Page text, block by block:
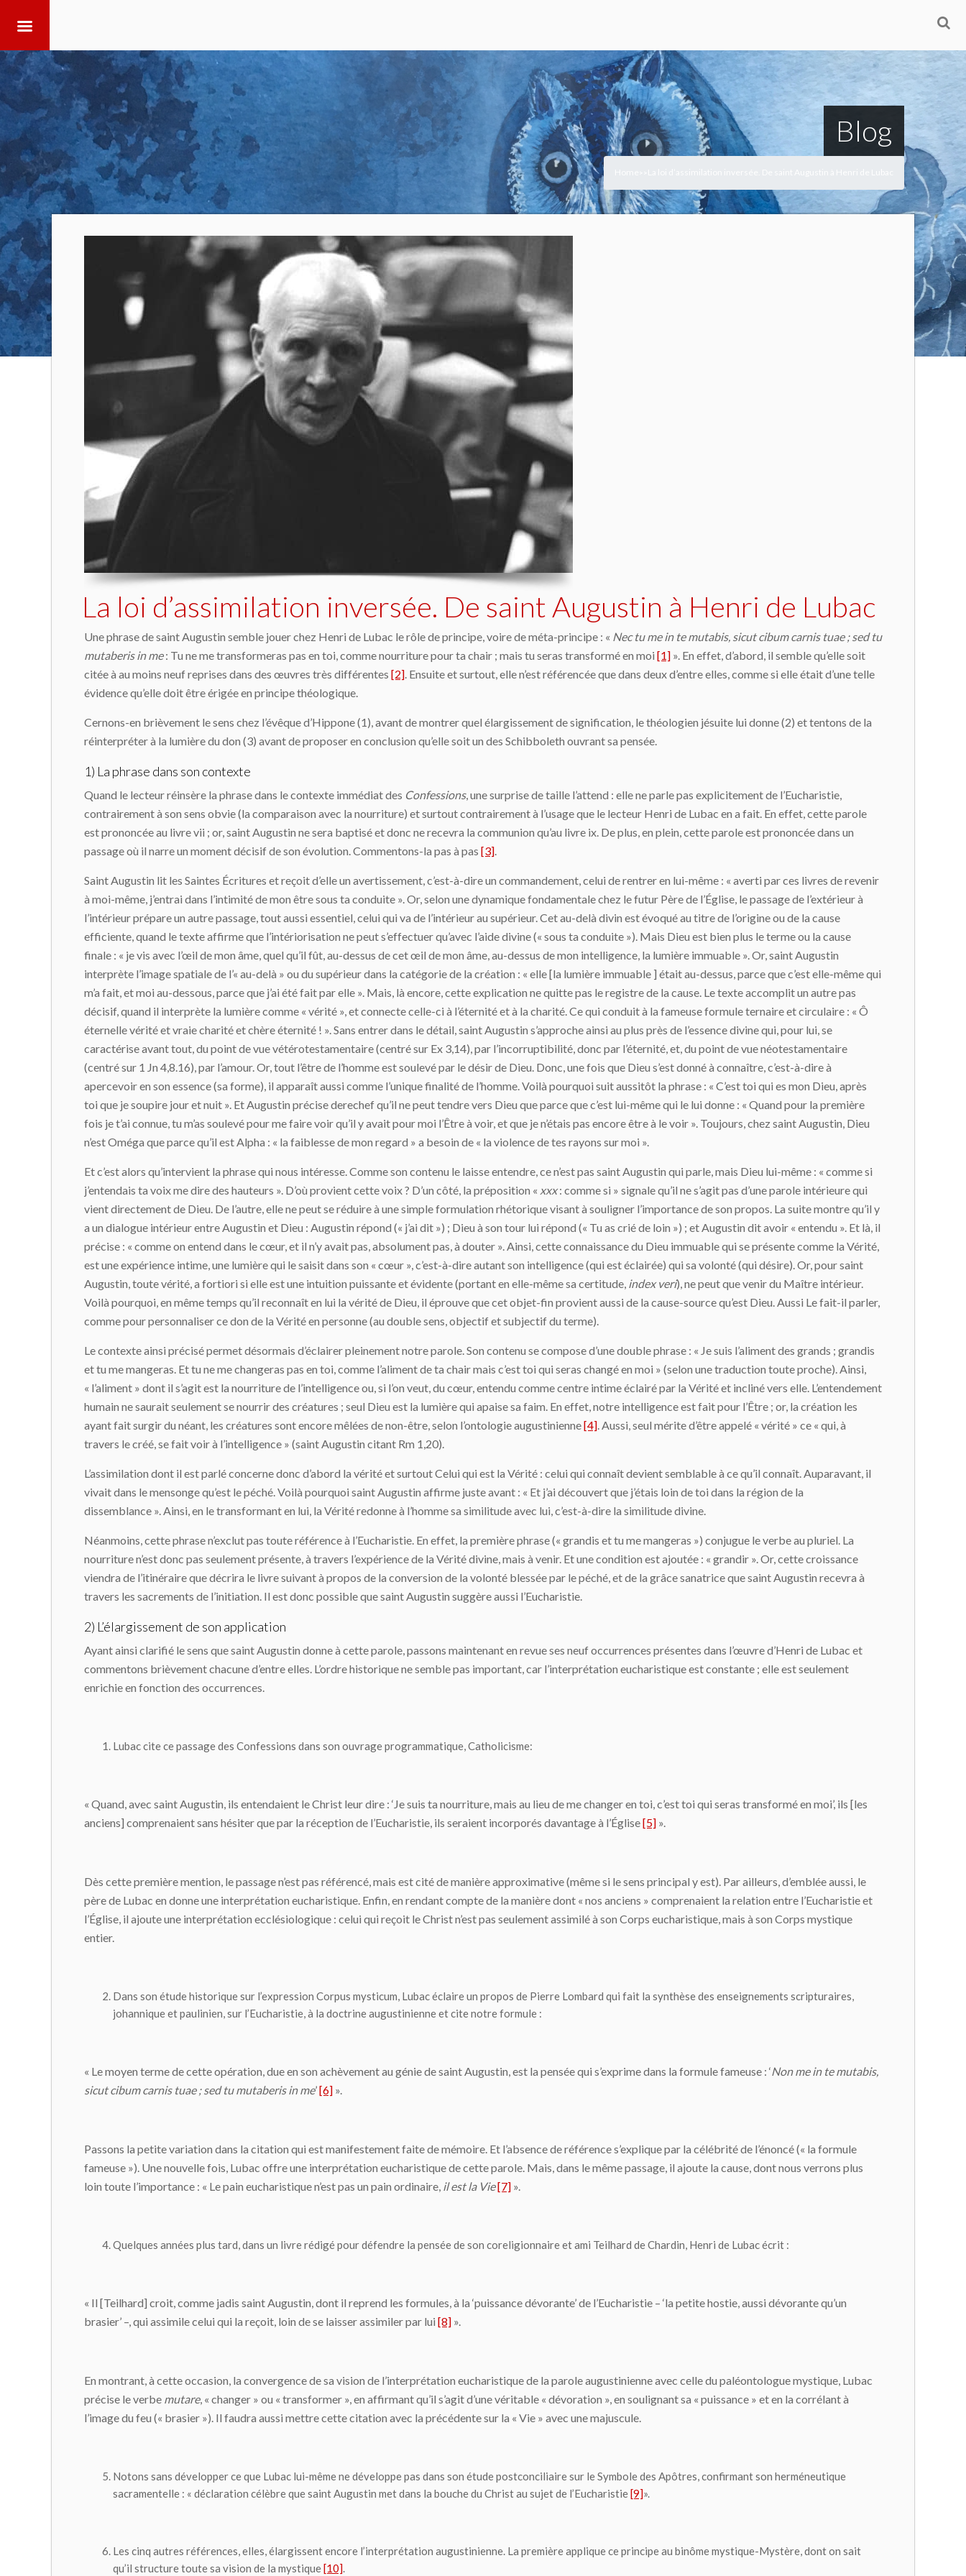
Blog
La loi d’assimilation inversée. De saint Augustin à Henri de Lubac
Une phrase de saint Augustin semble jouer chez Henri de Lubac le rôle de principe, voire de méta-principe : « Nec tu me in te mutabis, sicut cibum carnis tuae ; sed tu
mutaberis in me: Tu ne me transformeras pas en toi, comme nourriture pour ta chair ; mais tu seras transformé en moi [1] ». En effet, d’abord, il semble qu’elle soit
citée à au moins neuf reprises dans des œuvres très différentes [2]. Ensuite et surtout, elle n’est référencée que dans deux d’entre elles, comme si elle était d’une telle
évidence qu’elle doit être érigée en principe théologique.
Cernons-en brièvement le sens chez l’évêque d’Hippone (1), avant de montrer quel élargissement de signification, le théologien jésuite lui donne (2) et tentons de la
réinterpréter à la lumière du don (3) avant de proposer en conclusion qu’elle soit un des Schibboleth ouvrant sa pensée.
1) La phrase dans son contexte
Quand le lecteur réinsère la phrase dans le contexte immédiat des Confessions, une surprise de taille l’attend : elle ne parle pas explicitement de l’Eucharistie,
contrairement à son sens obvie (la comparaison avec la nourriture) et surtout contrairement à l’usage que le lecteur Henri de Lubac en a fait. En effet, cette parole
est prononcée au livre vii ; or, saint Augustin ne sera baptisé et donc ne recevra la communion qu’au livre ix. De plus, en plein, cette parole est prononcée dans un
passage où il narre un moment décisif de son évolution. Commentons-la pas à pas [3].
Saint Augustin lit les Saintes Écritures et reçoit d’elle un avertissement, c’est-à-dire un commandement, celui de rentrer en lui-même : « averti par ces livres de revenir
à moi-même, j’entrai dans l’intimité de mon être sous ta conduite ». Or, selon une dynamique fondamentale chez le futur Père de l’Église, le passage de l’extérieur à
l’intérieur prépare un autre passage, tout aussi essentiel, celui qui va de l’intérieur au supérieur. Cet au-delà divin est évoqué au titre de l’origine ou de la cause
efficiente, quand le texte affirme que l’intériorisation ne peut s’effectuer qu’avec l’aide divine (« sous ta conduite »). Mais Dieu est bien plus le terme ou la cause
finale : « je vis avec l’œil de mon âme, quel qu’il fût, au-dessus de cet œil de mon âme, au-dessus de mon intelligence, la lumière immuable ». Or, saint Augustin
interprète l’image spatiale de l’« au-delà » ou du supérieur dans la catégorie de la création : « elle [la lumière immuable ] était au-dessus, parce que c’est elle-même qui
m’a fait, et moi au-dessous, parce que j’ai été fait par elle ». Mais, là encore, cette explication ne quitte pas le registre de la cause. Le texte accomplit un autre pas
décisif, quand il interprète la lumière comme « vérité », et connecte celle-ci à l’éternité et à la charité. Ce qui conduit à la fameuse formule ternaire et circulaire : « Ô
éternelle vérité et vraie charité et chère éternité ! ». Sans entrer dans le détail, saint Augustin s’approche ainsi au plus près de l’essence divine qui, pour lui, se
caractérise avant tout, du point de vue vétérotestamentaire (centré sur Ex 3,14), par l’incorruptibilité, donc par l’éternité, et, du point de vue néotestamentaire
(centré sur 1 Jn 4,8.16), par l’amour. Or, tout l’être de l’homme est soulevé par le désir de Dieu. Donc, une fois que Dieu s’est donné à connaître, c’est-à-dire à
apercevoir en son essence (sa forme), il apparaît aussi comme l’unique finalité de l’homme. Voilà pourquoi suit aussitôt la phrase : « C’est toi qui es mon Dieu, après
toi que je soupire jour et nuit ». Et Augustin précise derechef qu’il ne peut tendre vers Dieu que parce que c’est lui-même qui le lui donne : « Quand pour la première
fois je t’ai connue, tu m’as soulevé pour me faire voir qu’il y avait pour moi l’Être à voir, et que je n’étais pas encore être à le voir ». Toujours, chez saint Augustin, Dieu
n’est Oméga que parce qu’il est Alpha : « la faiblesse de mon regard » a besoin de « la violence de tes rayons sur moi ».
Et c’est alors qu’intervient la phrase qui nous intéresse. Comme son contenu le laisse entendre, ce n’est pas saint Augustin qui parle, mais Dieu lui-même : « comme si
j’entendais ta voix me dire des hauteurs ». D’où provient cette voix ? D’un côté, la préposition « xxx: comme si » signale qu’il ne s’agit pas d’une parole intérieure qui
vient directement de Dieu. De l’autre, elle ne peut se réduire à une simple formulation rhétorique visant à souligner l’importance de son propos. La suite montre qu’il y
a un dialogue intérieur entre Augustin et Dieu : Augustin répond (« j’ai dit ») ; Dieu à son tour lui répond (« Tu as crié de loin ») ; et Augustin dit avoir « entendu ». Et là, il
précise : « comme on entend dans le cœur, et il n’y avait pas, absolument pas, à douter ». Ainsi, cette connaissance du Dieu immuable qui se présente comme la Vérité,
est une expérience intime, une lumière qui le saisit dans son « cœur », c’est-à-dire autant son intelligence (qui est éclairée) qui sa volonté (qui désire). Or, pour saint
Augustin, toute vérité, a fortiori si elle est une intuition puissante et évidente (portant en elle-même sa certitude, index veri), ne peut que venir du Maître intérieur.
Voilà pourquoi, en même temps qu’il reconnaît en lui la vérité de Dieu, il éprouve que cet objet-fin provient aussi de la cause-source qu’est Dieu. Aussi Le fait-il parler,
comme pour personnaliser ce don de la Vérité en personne (au double sens, objectif et subjectif du terme).
Le contexte ainsi précisé permet désormais d’éclairer pleinement notre parole. Son contenu se compose d’une double phrase : « Je suis l’aliment des grands ; grandis
et tu me mangeras. Et tu ne me changeras pas en toi, comme l’aliment de ta chair mais c’est toi qui seras changé en moi » (selon une traduction toute proche). Ainsi,
« l’aliment » dont il s’agit est la nourriture de l’intelligence ou, si l’on veut, du cœur, entendu comme centre intime éclairé par la Vérité et incliné vers elle. L’entendement
humain ne saurait seulement se nourrir des créatures ; seul Dieu est la lumière qui apaise sa faim. En effet, notre intelligence est fait pour l’Être ; or, la création les
ayant fait surgir du néant, les créatures sont encore mêlées de non-être, selon l’ontologie augustinienne[4]. Aussi, seul mérite d’être appelé « vérité » ce « qui, à
travers le créé, se fait voir à l’intelligence » (saint Augustin citant Rm 1,20).
L’assimilation dont il est parlé concerne donc d’abord la vérité et surtout Celui qui est la Vérité : celui qui connaît devient semblable à ce qu’il connaît. Auparavant, il
vivait dans le mensonge qu’est le péché. Voilà pourquoi saint Augustin affirme juste avant : « Et j’ai découvert que j’étais loin de toi dans la région de la
dissemblance ». Ainsi, en le transformant en lui, la Vérité redonne à l’homme sa similitude avec lui, c’est-à-dire la similitude divine.
Néanmoins, cette phrase n’exclut pas toute référence à l’Eucharistie. En effet, la première phrase (« grandis et tu me mangeras ») conjugue le verbe au pluriel. La
nourriture n’est donc pas seulement présente, à travers l’expérience de la Vérité divine, mais à venir. Et une condition est ajoutée : « grandir ». Or, cette croissance
viendra de l’itinéraire que décrira le livre suivant à propos de la conversion de la volonté blessée par le péché, et de la grâce sanatrice que saint Augustin recevra à
travers les sacrements de l’initiation. Il est donc possible que saint Augustin suggère aussi l’Eucharistie.
2) L’élargissement de son application
Ayant ainsi clarifié le sens que saint Augustin donne à cette parole, passons maintenant en revue ses neuf occurrences présentes dans l’œuvre d’Henri de Lubac et
commentons brièvement chacune d’entre elles. L’ordre historique ne semble pas important, car l’interprétation eucharistique est constante ; elle est seulement
enrichie en fonction des occurrences.
Lubac cite ce passage des Confessions dans son ouvrage programmatique,Catholicisme:
« Quand, avec saint Augustin, ils entendaient le Christ leur dire : ‘Je suis ta nourriture, mais au lieu de me changer en toi, c’est toi qui seras transformé en moi’, ils [les
anciens] comprenaient sans hésiter que par la réception de l’Eucharistie, ils seraient incorporés davantage à l’Église[5] ».
Dès cette première mention, le passage n’est pas référencé, mais est cité de manière approximative (même si le sens principal y est). Par ailleurs, d’emblée aussi, le
père de Lubac en donne une interprétation eucharistique. Enfin, en rendant compte de la manière dont « nos anciens » comprenaient la relation entre l’Eucharistie et
l’Église, il ajoute une interprétation ecclésiologique : celui qui reçoit le Christ n’est pas seulement assimilé à son Corps eucharistique, mais à son Corps mystique
entier.
Dans son étude historique sur l’expression Corpus mysticum, Lubac éclaire un propos de Pierre Lombard qui fait la synthèse des enseignements scripturaires,
johannique et paulinien, sur l’Eucharistie, à la doctrine augustinienne et cite notre formule :
« Le moyen terme de cette opération, due en son achèvement au génie de saint Augustin, est la pensée qui s’exprime dans la formule fameuse : ‘Non me in te mutabis,
sicut cibum carnis tuae ; sed tu mutaberis in me’[6] ».
Passons la petite variation dans la citation qui est manifestement faite de mémoire. Et l’absence de référence s’explique par la célébrité de l’énoncé (« la formule
fameuse »). Une nouvelle fois, Lubac offre une interprétation eucharistique de cette parole. Mais, dans le même passage, il ajoute la cause, dont nous verrons plus
loin toute l’importance : « Le pain eucharistique n’est pas un pain ordinaire, il est la Vie[7] ».
Quelques années plus tard, dans un livre rédigé pour défendre la pensée de son coreligionnaire et ami Teilhard de Chardin, Henri de Lubac écrit :
« Il [Teilhard] croit, comme jadis saint Augustin, dont il reprend les formules, à la ‘puissance dévorante’ de l’Eucharistie – ‘la petite hostie, aussi dévorante qu’un
brasier’ –, qui assimile celui qui la reçoit, loin de se laisser assimiler par lui [8] ».
En montrant, à cette occasion, la convergence de sa vision de l’interprétation eucharistique de la parole augustinienne avec celle du paléontologue mystique, Lubac
précise le verbe mutare, « changer » ou « transformer », en affirmant qu’il s’agit d’une véritable « dévoration », en soulignant sa « puissance » et en la corrélant à
l’image du feu (« brasier »). Il faudra aussi mettre cette citation avec la précédente sur la « Vie » avec une majuscule.
Notons sans développer ce que Lubac lui-même ne développe pas dans son étude postconciliaire sur le Symbole des Apôtres, confirmant son herméneutique
sacramentelle : « déclaration célèbre que saint Augustin met dans la bouche du Christ au sujet de l’Eucharistie[9]».
Les cinq autres références, elles, élargissent encore l’interprétation augustinienne. La première applique ce principe au binôme mystique-Mystère, dont on sait
qu’il structure toute sa vision de la mystique[10].